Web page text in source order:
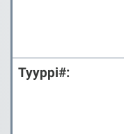
Tyyppi#: